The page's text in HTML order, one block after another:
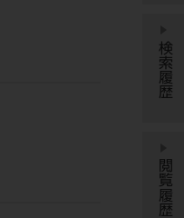
検索履歴
閲覧履歴